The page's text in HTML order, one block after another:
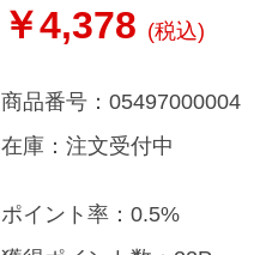
￥4,378 (税込)
商品番号： 05497000004
在庫： 注文受付中
ポイント率： 0.5%